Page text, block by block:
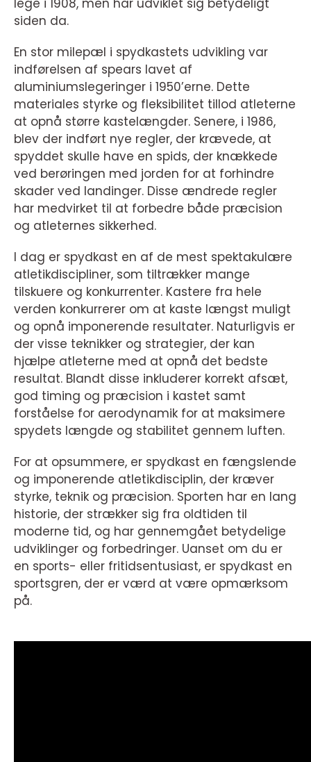
lege i 1908, men har udviklet sig betydeligt
siden da.
En stor milepæl i spydkastets udvikling var
indførelsen af spears lavet af
aluminiumslegeringer i 1950’erne. Dette
materiales styrke og fleksibilitet tillod atleterne
at opnå større kastelængder. Senere, i 1986,
blev der indført nye regler, der krævede, at
spyddet skulle have en spids, der knækkede
ved berøringen med jorden for at forhindre
skader ved landinger. Disse ændrede regler
har medvirket til at forbedre både præcision
og atleternes sikkerhed.
I dag er spydkast en af de mest spektakulære
atletikdiscipliner, som tiltrækker mange
tilskuere og konkurrenter. Kastere fra hele
verden konkurrerer om at kaste længst muligt
og opnå imponerende resultater. Naturligvis er
der visse teknikker og strategier, der kan
hjælpe atleterne med at opnå det bedste
resultat. Blandt disse inkluderer korrekt afsæt,
god timing og præcision i kastet samt
forståelse for aerodynamik for at maksimere
spydets længde og stabilitet gennem luften.
For at opsummere, er spydkast en fængslende
og imponerende atletikdisciplin, der kræver
styrke, teknik og præcision. Sporten har en lang
historie, der strækker sig fra oldtiden til
moderne tid, og har gennemgået betydelige
udviklinger og forbedringer. Uanset om du er
en sports- eller fritidsentusiast, er spydkast en
sportsgren, der er værd at være opmærksom
på.